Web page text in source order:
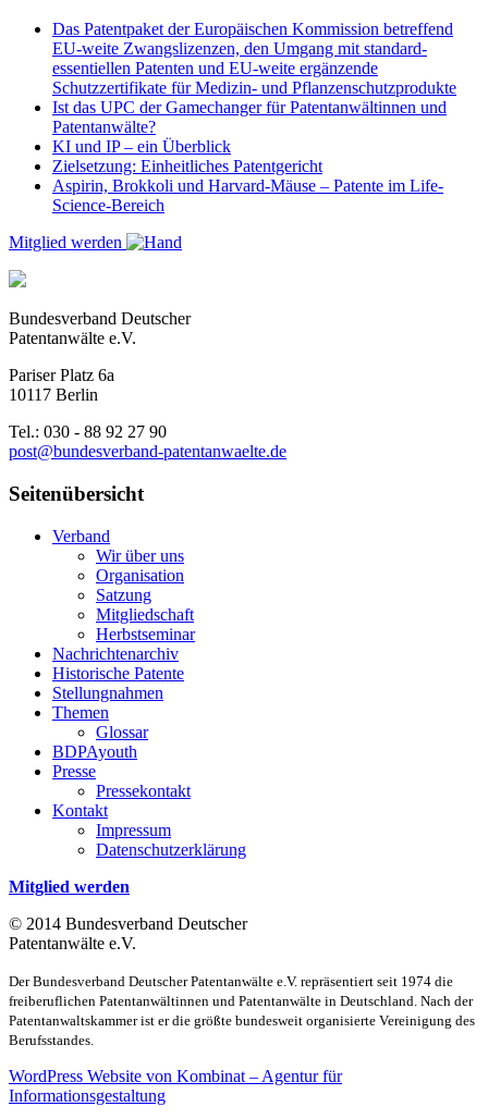
Das Patentpaket der Europäischen Kommission betreffend
EU-weite Zwangslizenzen, den Umgang mit standard-
essentiellen Patenten und EU-weite ergänzende
Schutzzertifikate für Medizin- und Pflanzenschutzprodukte
Ist das UPC der Gamechanger für Patentanwältinnen und
Patentanwälte?
KI und IP – ein Überblick
Zielsetzung: Einheitliches Patentgericht
Aspirin, Brokkoli und Harvard-Mäuse – Patente im Life-
Science-Bereich
Mitglied werden
Bundesverband Deutscher
Patentanwälte e.V.
Pariser Platz 6a
10117 Berlin
Tel.: 030 - 88 92 27 90
post@bundesverband-patentanwaelte.de
Seitenübersicht
Verband
Wir über uns
Organisation
Satzung
Mitgliedschaft
Herbstseminar
Nachrichtenarchiv
Historische Patente
Stellungnahmen
Themen
Glossar
BDPAyouth
Presse
Pressekontakt
Kontakt
Impressum
Datenschutzerklärung
Mitglied werden
© 2014 Bundesverband Deutscher
Patentanwälte e.V.
Der Bundesverband Deutscher Patentanwälte e.V. repräsentiert seit 1974 die
freiberuflichen Patentanwältinnen und Patentanwälte in Deutschland. Nach der
Patentanwaltskammer ist er die größte bundesweit organisierte Vereinigung des
Berufsstandes.
WordPress Website von Kombinat – Agentur für
Informationsgestaltung